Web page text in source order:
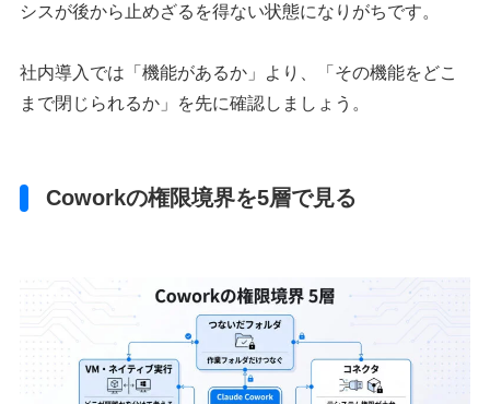
シスが後から止めざるを得ない状態になりがちです。
社内導入では「機能があるか」より、「その機能をどこ
まで閉じられるか」を先に確認しましょう。
Coworkの権限境界を5層で見る